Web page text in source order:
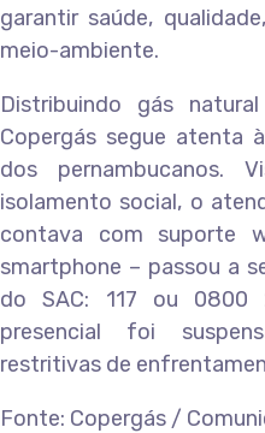
garantir saúde,
meio-ambiente.
Distribuindo gás
Copergás segue atenta
dos pernambucanos.
isolamento social, o
contava com suporte
smartphone – passou a
do SAC: 117 ou 0800
presencial foi
restritivas de
Fonte: Copergás /